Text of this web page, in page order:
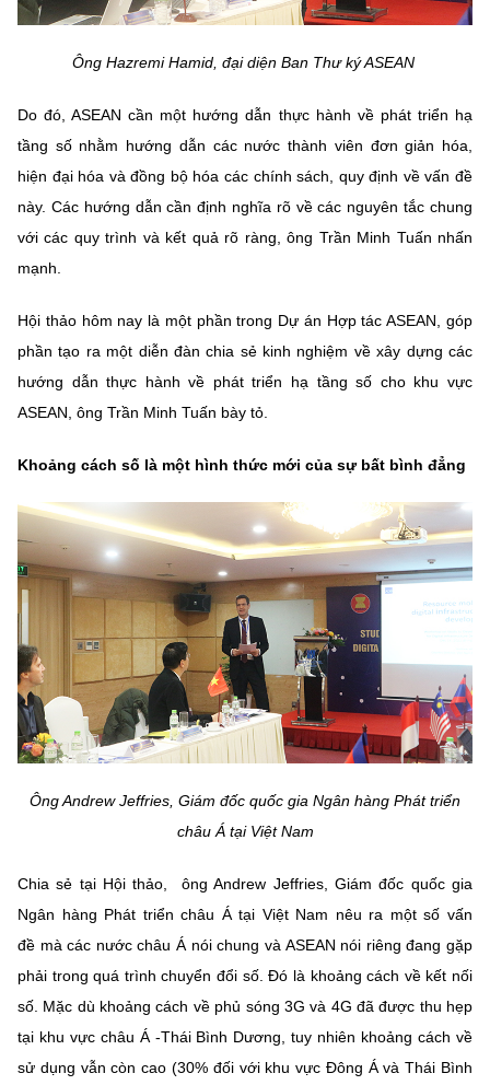
Ông Hazremi Hamid, đại diện Ban Thư ký ASEAN
Do đó, ASEAN cần một hướng dẫn thực hành về phát triển hạ
tầng số nhằm hướng dẫn các nước thành viên đơn giản hóa,
hiện đại hóa và đồng bộ hóa các chính sách, quy định về vấn đề
này. Các hướng dẫn cần định nghĩa rõ về các nguyên tắc chung
với các quy trình và kết quả rõ ràng, ông Trần Minh Tuấn nhấn
mạnh.
Hội thảo hôm nay là một phần trong Dự án Hợp tác ASEAN, góp
phần tạo ra một diễn đàn chia sẻ kinh nghiệm về xây dựng các
hướng dẫn thực hành về phát triển hạ tầng số cho khu vực
ASEAN, ông Trần Minh Tuấn bày tỏ.
Khoảng cách số là một hình thức mới của sự bất bình đẳng
Ông Andrew Jeffries, Giám đốc quốc gia Ngân hàng Phát triển
châu Á tại Việt Nam
Chia sẻ tại Hội thảo, ông Andrew Jeffries, Giám đốc quốc gia
Ngân hàng Phát triển châu Á tại Việt Nam nêu ra một số vấn
đề mà các nước châu Á nói chung và ASEAN nói riêng đang gặp
phải trong quá trình chuyển đổi số. Đó là khoảng cách về kết nối
số. Mặc dù khoảng cách về phủ sóng 3G và 4G đã được thu hẹp
tại khu vực châu Á -Thái Bình Dương, tuy nhiên khoảng cách về
sử dụng vẫn còn cao (30% đối với khu vực Đông Á và Thái Bình